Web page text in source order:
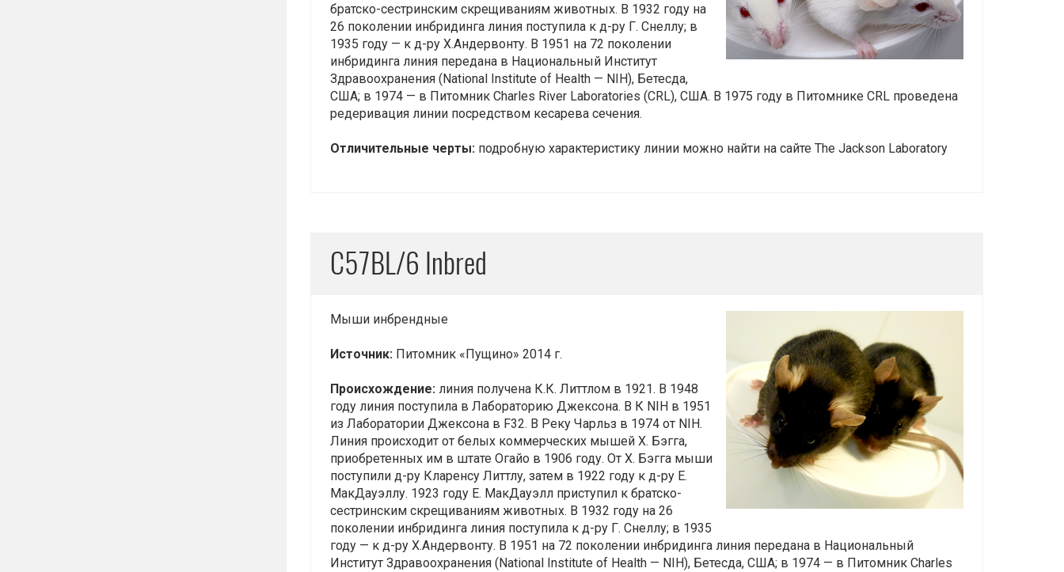
братско-сестринским скрещиваниям животных. В 1932 году на
26 поколении инбридинга линия поступила к д-ру Г. Снеллу; в
1935 году — к д-ру Х.Андервонту. В 1951 на 72 поколении
инбридинга линия передана в Национальный Институт
Здравоохранения (National Institute of Health — NIH), Бетесда,
США; в 1974 — в Питомник Charles River Laboratories (CRL), США. В 1975 году в Питомнике CRL проведена
редеривация линии посредством кесарева сечения.
Отличительные черты: подробную характеристику линии можно найти на сайте The Jackson Laboratory
C57BL/6 Inbred
Мыши инбрендные
Источник: Питомник «Пущино» 2014 г.
Происхождение: линия получена К.К. Литтлом в 1921. В 1948
году линия поступила в Лабораторию Джексона. В К NIH в 1951
из Лаборатории Джексона в F32. В Реку Чарльз в 1974 от NIH.
Линия происходит от белых коммерческих мышей X. Бэгга,
приобретенных им в штате Огайо в 1906 году. От X. Бэгга мыши
поступили д-ру Кларенсу Литтлу, затем в 1922 году к д-ру Е.
МакДауэллу. 1923 году Е. МакДауэлл приступил к братско-
сестринским скрещиваниям животных. В 1932 году на 26
поколении инбридинга линия поступила к д-ру Г. Снеллу; в 1935
году — к д-ру Х.Андервонту. В 1951 на 72 поколении инбридинга линия передана в Национальный
Институт Здравоохранения (National Institute of Health — NIH), Бетесда, США; в 1974 — в Питомник Charles